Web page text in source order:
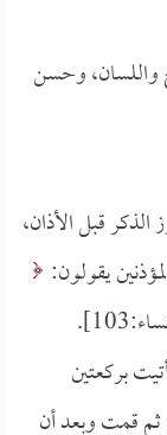
واللسان، وحسن
قبل الأذان،
يقولون:
بركعتين
ثم قمت وبعد أن